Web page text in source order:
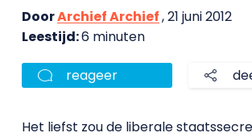
DoorArchief Archief, 21 juni 2012
Leestijd:6 minuten
reageer
Het liefst zou de liberale